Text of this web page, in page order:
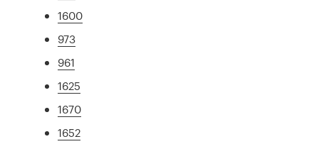
1600
973
961
1625
1670
1652